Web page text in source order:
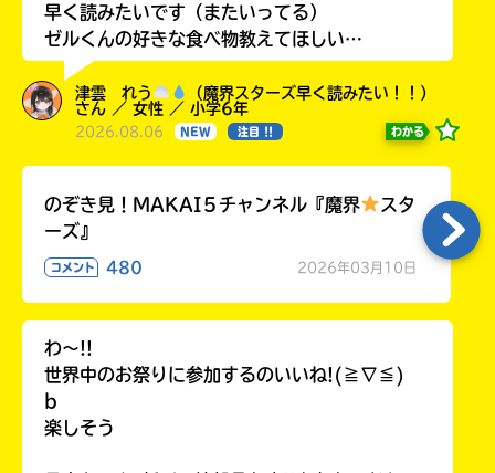
...
早く読みたいです（またいってる）
ゼルくんの好きな食べ物教えてほしい…
津雲 れう
（魔界スターズ早く読みたい！！）
さん ／ 女性 ／ 小学6年
2026.08.06 NEW 注目 !! わかる
のぞき見！MAKAI５チャンネル『魔界
スタ
ーズ』
コメント 480 2026年03月10日
わ〜!!
世界中のお祭りに参加するのいいね!(≧∇≦)
b
楽しそう